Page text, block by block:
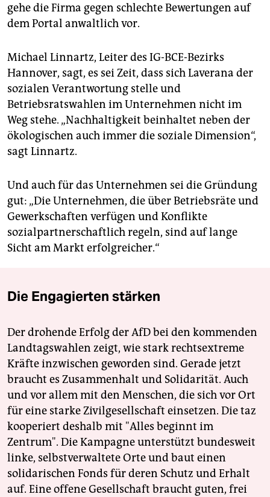
gehe die Firma gegen schlechte Bewertungen auf
dem Portal anwaltlich vor.
Michael Linnartz, Leiter des IG-BCE-Bezirks
Hannover, sagt, es sei Zeit, dass sich Laverana der
sozialen Verantwortung stelle und
Betriebsratswahlen im Unternehmen nicht im
Weg stehe. „Nachhaltigkeit beinhaltet neben der
ökologischen auch immer die soziale Dimension“,
sagt Linnartz.
Und auch für das Unternehmen sei die Gründung
gut: „Die Unternehmen, die über Betriebsräte und
Gewerkschaften verfügen und Konflikte
sozialpartnerschaftlich regeln, sind auf lange
Sicht am Markt erfolgreicher.“
Die Engagierten stärken
Der drohende Erfolg der AfD bei den kommenden
Landtagswahlen zeigt, wie stark rechtsextreme
Kräfte inzwischen geworden sind. Gerade jetzt
braucht es Zusammenhalt und Solidarität. Auch
und vor allem mit den Menschen, die sich vor Ort
für eine starke Zivilgesellschaft einsetzen. Die taz
kooperiert deshalb mit "Alles beginnt im
Zentrum". Die Kampagne unterstützt bundesweit
linke, selbstverwaltete Orte und baut einen
solidarischen Fonds für deren Schutz und Erhalt
auf. Eine offene Gesellschaft braucht guten, frei